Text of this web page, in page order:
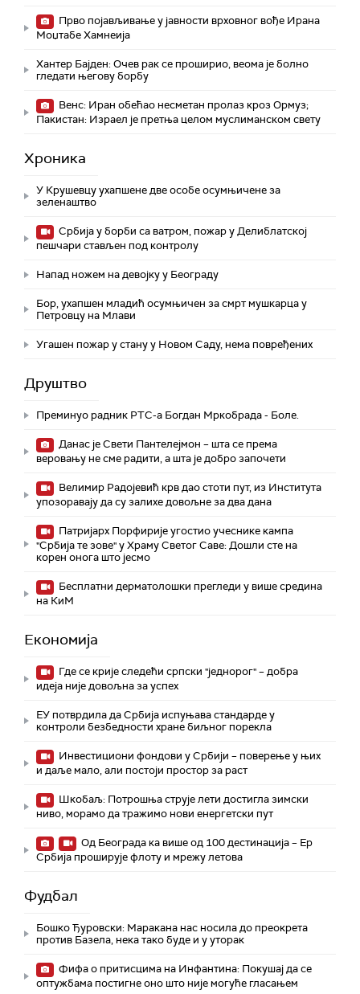
Прво појављивање у јавности врховног вође Ирана
Моџтабe Хамнеија
Хантер Бајден: Очев рак се проширио, веома је болно
гледати његову борбу
Венс: Иран обећао несметан пролаз кроз Ормуз;
Пакистан: Израел је претња целом муслиманском свету
Хроника
У Крушевцу ухапшене две особе осумњичене за
зеленаштво
Србија у борби са ватром, пожар у Делиблатској
пешчари стављен под контролу
Напад ножем на девојку у Београду
Бор, ухапшен младић осумњичен за смрт мушкарца у
Петровцу на Млави
Угашен пожар у стану у Новом Саду, нема повређених
Друштво
Преминуо радник РТС-а Богдан Мркобрада - Боле.
Данас је Свети Пантелејмон – шта се према
веровању не сме радити, а шта је добро започети
Велимир Радојевић крв дао стоти пут, из Института
упозоравају да су залихе довољне за два дана
Патријарх Порфирије угостио учеснике кампа
"Србија те зове" у Храму Светог Саве: Дошли сте на
корен онога што јесмо
Бесплатни дерматолошки прегледи у више средина
на КиМ
Економија
Где се крије следећи српски "једнорог" – добра
идеја није довољна за успех
ЕУ потврдила да Србија испуњава стандарде у
контроли безбедности хране биљног порекла
Инвестициони фондови у Србији – поверење у њих
и даље мало, али постоји простор за раст
Шкобаљ: Потрошња струје лети достигла зимски
ниво, морамо да тражимо нови енергетски пут
Од Београда ка више од 100 дестинација – Ер
Србија проширује флоту и мрежу летова
Фудбал
Бошко Ђуровски: Маракана нас носила до преокрета
против Базела, нека тако буде и у уторак
Фифа о притисцима на Инфантина: Покушај да се
оптужбама постигне оно што није могуће гласањем